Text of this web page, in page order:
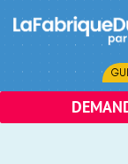
content